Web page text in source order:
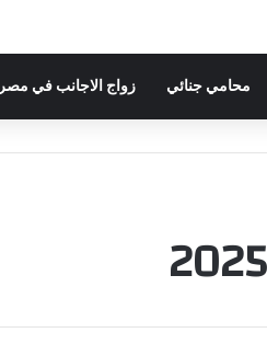
محامي جنائي زواج الاجانب في مصر